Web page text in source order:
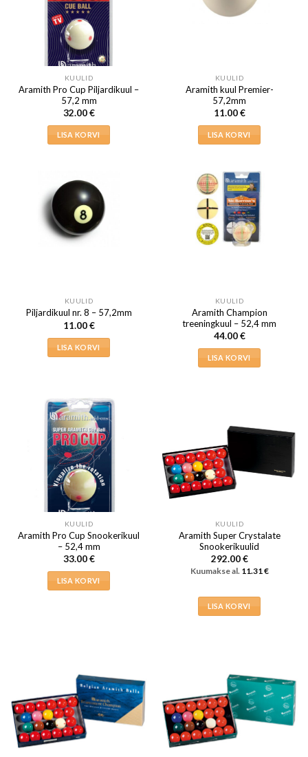
KUULID
Aramith Pro Cup Piljardikuul –
57,2 mm
32.00€
LISA KORVI
KUULID
Aramith kuul Premier-
57,2mm
11.00€
LISA KORVI
KUULID
Piljardikuul nr. 8 – 57,2mm
11.00€
LISA KORVI
KUULID
Aramith Champion
treeningkuul – 52,4 mm
44.00€
LISA KORVI
KUULID
Aramith Pro Cup Snookerikuul
– 52,4 mm
33.00€
LISA KORVI
KUULID
Aramith Super Crystalate
Snookerikuulid
292.00€
Kuumakse al. 11.31€
LISA KORVI